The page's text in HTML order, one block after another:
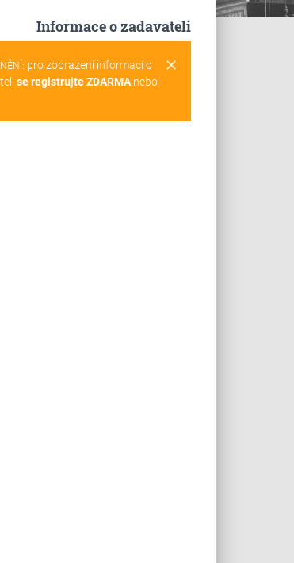
Informace o zadavateli
clear
pro zobrazení informací o
se registrujte ZDARMAnebo